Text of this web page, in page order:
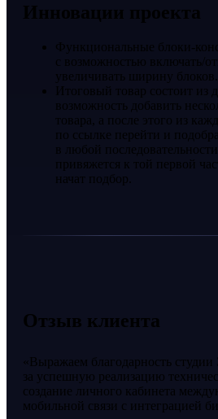
Инновации проекта
Функциональные блоки-
с возможностью включать/
увеличивать ширину блоков.
Итоговый товар состоит из
возможность добавить
товара, а после этого из
по ссылке перейти и
в любой
привяжется к той первой
начат подбор.
Отзыв клиента
Выражаем благодарность
за успешную реализацию
создание личного кабинета
мобильной связи с интеграцией